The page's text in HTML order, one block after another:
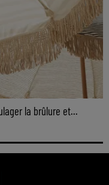
la brûlure et...